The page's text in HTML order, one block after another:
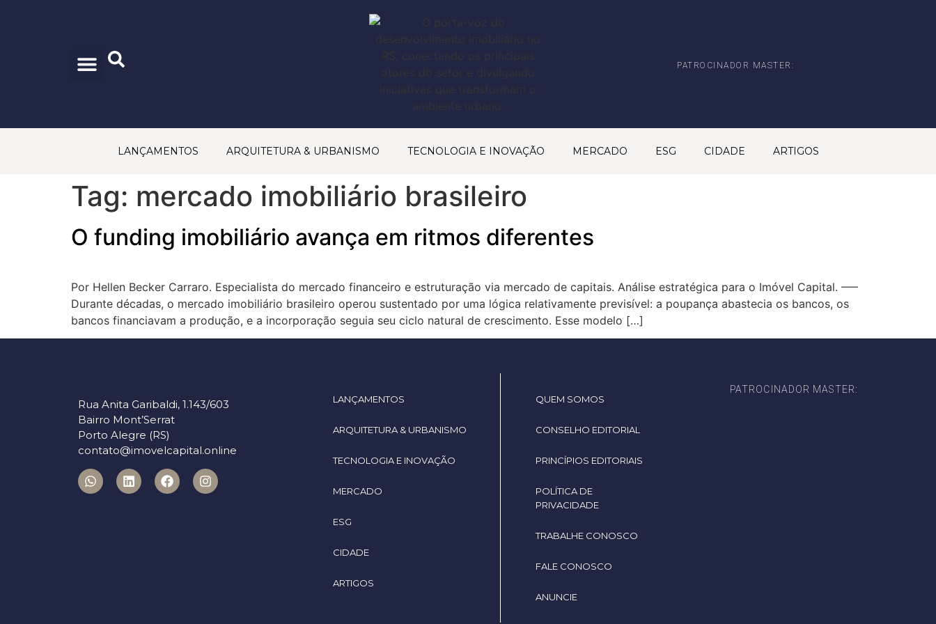
PATROCINADOR MASTER:
LANÇAMENTOS ARQUITETURA & URBANISMO TECNOLOGIA E INOVAÇÃO MERCADO ESG CIDADE ARTIGOS
Tag: mercado imobiliário brasileiro
O funding imobiliário avança em ritmos diferentes
Por Hellen Becker Carraro. Especialista do mercado financeiro e estruturação via mercado de capitais. Análise estratégica para o Imóvel Capital. —–
Durante décadas, o mercado imobiliário brasileiro operou sustentado por uma lógica relativamente previsível: a poupança abastecia os bancos, os
bancos financiavam a produção, e a incorporação seguia seu ciclo natural de crescimento. Esse modelo […]
Rua Anita Garibaldi, 1.143/603
Bairro Mont’Serrat
Porto Alegre (RS)
contato@imovelcapital.online
LANÇAMENTOS
ARQUITETURA & URBANISMO
TECNOLOGIA E INOVAÇÃO
MERCADO
ESG
CIDADE
ARTIGOS
QUEM SOMOS
CONSELHO EDITORIAL
PRINCÍPIOS EDITORIAIS
POLÍTICA DE
PRIVACIDADE
TRABALHE CONOSCO
FALE CONOSCO
ANUNCIE
PATROCINADOR MASTER: